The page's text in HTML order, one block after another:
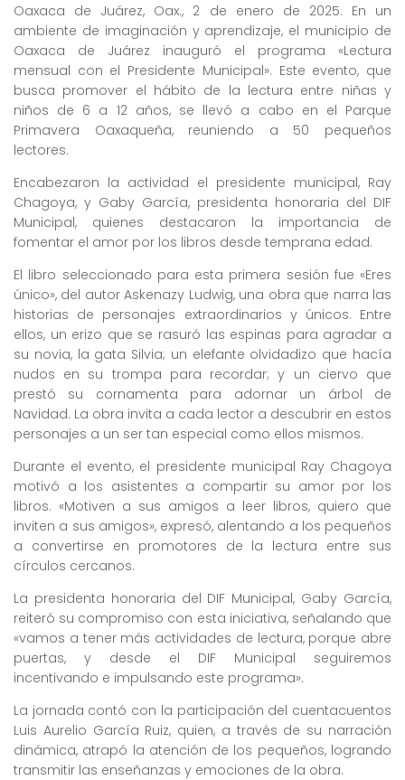
Oaxaca de Juárez, Oax., 2 de enero de 2025. En un
ambiente de imaginación y aprendizaje, el municipio de
Oaxaca de Juárez inauguró el programa «Lectura
mensual con el Presidente Municipal». Este evento, que
busca promover el hábito de la lectura entre niñas y
niños de 6 a 12 años, se llevó a cabo en el Parque
Primavera Oaxaqueña, reuniendo a 50 pequeños
lectores.
Encabezaron la actividad el presidente municipal, Ray
Chagoya, y Gaby García, presidenta honoraria del DIF
Municipal, quienes destacaron la importancia de
fomentar el amor por los libros desde temprana edad.
El libro seleccionado para esta primera sesión fue «Eres
único», del autor Askenazy Ludwig, una obra que narra las
historias de personajes extraordinarios y únicos. Entre
ellos, un erizo que se rasuró las espinas para agradar a
su novia, la gata Silvia; un elefante olvidadizo que hacía
nudos en su trompa para recordar; y un ciervo que
prestó su cornamenta para adornar un árbol de
Navidad. La obra invita a cada lector a descubrir en estos
personajes a un ser tan especial como ellos mismos.
Durante el evento, el presidente municipal Ray Chagoya
motivó a los asistentes a compartir su amor por los
libros. «Motiven a sus amigos a leer libros, quiero que
inviten a sus amigos», expresó, alentando a los pequeños
a convertirse en promotores de la lectura entre sus
círculos cercanos.
La presidenta honoraria del DIF Municipal, Gaby García,
reiteró su compromiso con esta iniciativa, señalando que
«vamos a tener más actividades de lectura, porque abre
puertas, y desde el DIF Municipal seguiremos
incentivando e impulsando este programa».
La jornada contó con la participación del cuentacuentos
Luis Aurelio García Ruiz, quien, a través de su narración
dinámica, atrapó la atención de los pequeños, logrando
transmitir las enseñanzas y emociones de la obra.